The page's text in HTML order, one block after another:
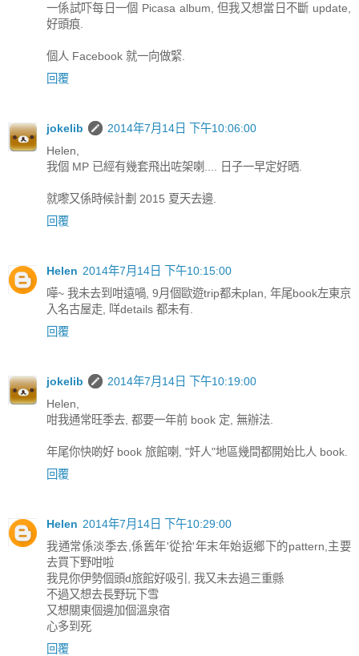
一係試吓每日一個 Picasa album, 但我又想當日不斷 update,
好頭痕.
個人 Facebook 就一向做緊.
回覆
jokelib
2014年7月14日 下午10:06:00
Helen,
我個 MP 已經有幾套飛出咗架喇.... 日子一早定好晒.
就嚟又係時候計劃 2015 夏天去邊.
回覆
Helen 2014年7月14日 下午10:15:00
嘩~ 我未去到咁遠喎, 9月個歐遊trip都未plan, 年尾book左東京
入名古屋走, 咩details 都未有.
回覆
jokelib
2014年7月14日 下午10:19:00
Helen,
咁我通常旺季去, 都要一年前 book 定, 無辦法.
年尾你快啲好 book 旅館喇, "奸人"地區幾間都開始比人 book.
回覆
Helen 2014年7月14日 下午10:29:00
我通常係淡季去,係舊年'從拾'年末年始返鄉下的pattern,主要
去買下野咁啦
我見你伊勢個頭d旅館好吸引, 我又未去過三重縣
不過又想去長野玩下雪
又想關東個邊加個溫泉宿
心多到死
回覆